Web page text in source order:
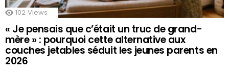
102 Views
« Je pensais que c’était un truc de grand-
mère » : pourquoi cette alternative aux
couches jetables séduit les jeunes parents en
2026